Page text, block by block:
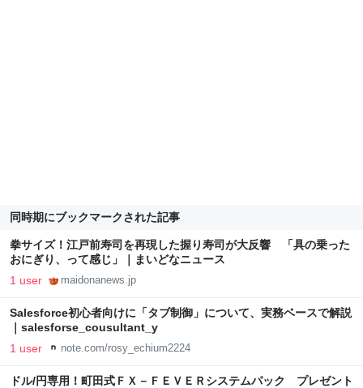
同時期にブックマークされた記事
拳サイズ！江戸前寿司を再現した握り寿司が大反響 「具の乗った
おにぎり、って感じ」｜まいどなニュース
1 user maidonanews.jp
Salesforce初心者向けに「タブ制御」について、実務ベースで解説
｜salesforse_cousultant_y
1 user note.com/rosy_echium2224
ドル/円専用！町田式ＦＸ－ＦＥＶＥＲシステムパック プレゼント